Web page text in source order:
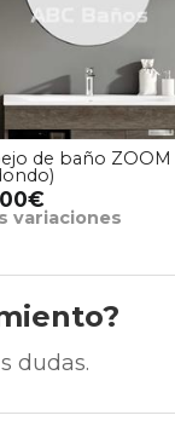
de baño ZOOM
variaciones
dudas.